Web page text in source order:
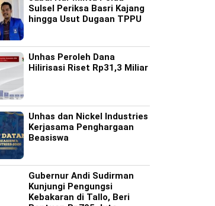
Sulsel Periksa Basri Kajang
hingga Usut Dugaan TPPU
Unhas Peroleh Dana
Hilirisasi Riset Rp31,3 Miliar
Unhas dan Nickel Industries
Kerjasama Penghargaan
Beasiswa
Gubernur Andi Sudirman
Kunjungi Pengungsi
Kebakaran di Tallo, Beri